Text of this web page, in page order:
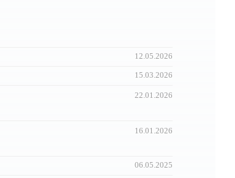
12.05.2026
15.03.2026
22.01.2026
16.01.2026
06.05.2025